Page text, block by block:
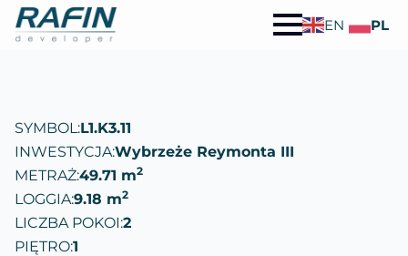
EN PL
SYMBOL:L1.K3.11
INWESTYCJA:Wybrzeże Reymonta III
METRAŻ:49.71 m2
LOGGIA:9.18 m2
LICZBA POKOI:2
PIĘTRO:1